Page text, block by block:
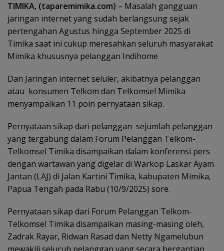
TIMIKA, (taparemimika.com) – Masalah gangguan
jaringan internet yang sudah berlangsung sejak
pertengahan Agustus hingga September 2025 di
Timika saat ini cukup meresahkan seluruh masyarakat
Mimika khususnya pelanggan Indihome
Dan Jaringan internet seluler, akibatnya pelanggan
atau konsumen Telkom dan Telkomsel Mimika
menyampaikan 11 poin pernyataan sikap.
Pernyataan sikap dari pelanggan sejumlah pelanggan
yang tergabung dalam Forum Pelanggan Telkom-
Telkomsel Timika disampaikan dalam konferensi pers
dengan wartawan yang digelar di Warkop Laskar Ayam
Jantan (LAJ) di Jalan Kartini Timika, kabupaten Mimika,
Papua Tengah pada Rabu (10/9/2025) sore.
Pernyataan sikap dari Forum Pelanggan Telkom-
Telkomsel Timika disampaikan masing-masing oleh,
Zadrak Rayar, Ridwan Rasad dan Netty Ngamelubun